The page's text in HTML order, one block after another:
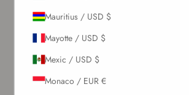
Mauritius / USD $
Mayotte / USD $
Mexic / USD $
Monaco / EUR €